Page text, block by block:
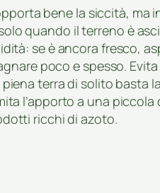
bene la siccità, ma
quando il terreno è
se è ancora fresco,
poco e spesso.
terra di solito basta
l’apporto a una
ricchi di azoto.